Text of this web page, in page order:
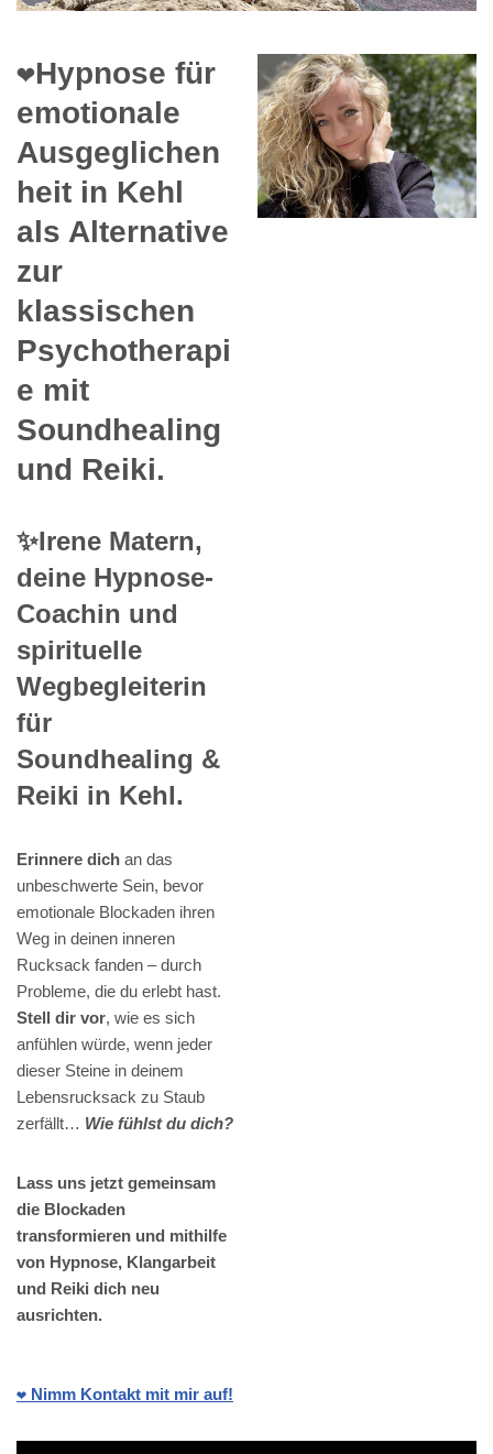
❤️Hypnose für
emotionale
Ausgeglichen
heit in Kehl
als Alternative
zur
klassischen
Psychotherapi
e mit
Soundhealing
und Reiki.
✨Irene Matern,
deine Hypnose-
Coachin und
spirituelle
Wegbegleiterin
für
Soundhealing &
Reiki in Kehl.
Erinnere dich an das
unbeschwerte Sein, bevor
emotionale Blockaden ihren
Weg in deinen inneren
Rucksack fanden – durch
Probleme, die du erlebt hast.
Stell dir vor, wie es sich
anfühlen würde, wenn jeder
dieser Steine in deinem
Lebensrucksack zu Staub
zerfällt… Wie fühlst du dich?
Lass uns jetzt gemeinsam
die Blockaden
transformieren und mithilfe
von Hypnose, Klangarbeit
und Reiki dich neu
ausrichten.
❤️ Nimm Kontakt mit mir auf!